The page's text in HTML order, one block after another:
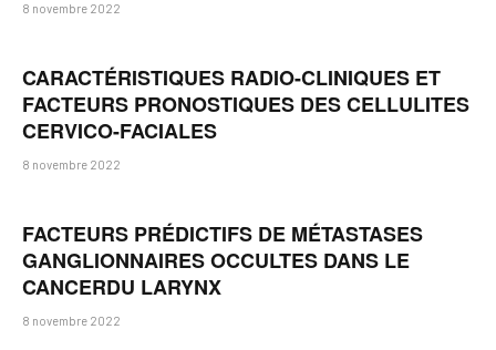
8 novembre 2022
CARACTÉRISTIQUES RADIO-CLINIQUES ET
FACTEURS PRONOSTIQUES DES CELLULITES
CERVICO-FACIALES
8 novembre 2022
FACTEURS PRÉDICTIFS DE MÉTASTASES
GANGLIONNAIRES OCCULTES DANS LE
CANCERDU LARYNX
8 novembre 2022